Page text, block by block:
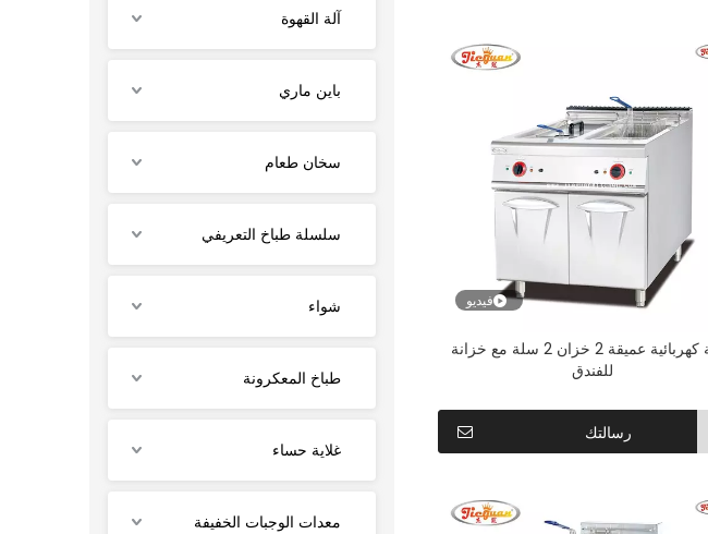
آلة القهوة
باين ماري
سخان طعام
سلسلة طباخ التعريفي
شواء
طباخ المعكرونة
غلاية حساء
معدات الوجبات الخفيفة
فيديو
قلاية كهربائية عميقة 2 خزان 2 سلة مع خزانة
للفندق
رسالتك